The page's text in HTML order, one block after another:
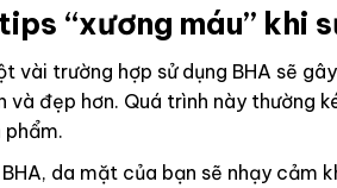
“xương máu” khi
vài trường hợp sử dụng BHA sẽ
và đẹp hơn. Quá trình này thường
phẩm.
BHA, da mặt của bạn sẽ nhạy cảm